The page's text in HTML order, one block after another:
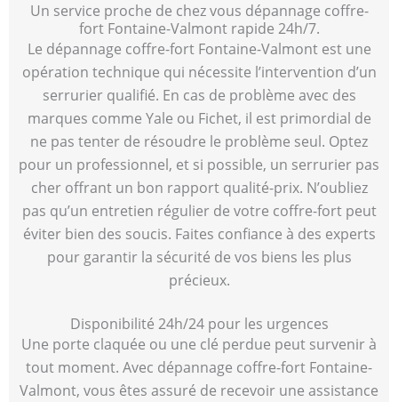
Un service proche de chez vous dépannage coffre-
fort Fontaine-Valmont rapide 24h/7.
Le dépannage coffre-fort Fontaine-Valmont est une
opération technique qui nécessite l’intervention d’un
serrurier qualifié. En cas de problème avec des
marques comme Yale ou Fichet, il est primordial de
ne pas tenter de résoudre le problème seul. Optez
pour un professionnel, et si possible, un serrurier pas
cher offrant un bon rapport qualité-prix. N’oubliez
pas qu’un entretien régulier de votre coffre-fort peut
éviter bien des soucis. Faites confiance à des experts
pour garantir la sécurité de vos biens les plus
précieux.
Disponibilité 24h/24 pour les urgences
Une porte claquée ou une clé perdue peut survenir à
tout moment. Avec dépannage coffre-fort Fontaine-
Valmont, vous êtes assuré de recevoir une assistance